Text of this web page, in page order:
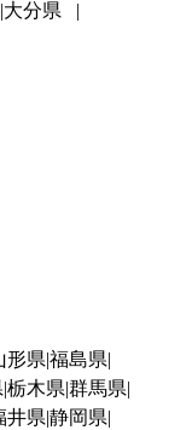
大分県
形県 福島県
栃木県 群馬県
井県 静岡県